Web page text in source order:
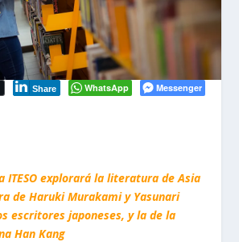
Share WhatsApp Messenger
ITESO explorará la literatura de Asia
de Haruki Murakami y Yasunari
escritores japoneses, y la de la
Han Kang